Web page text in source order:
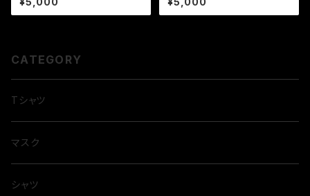
CATEGORY
Tシャツ
マスク
シャツ